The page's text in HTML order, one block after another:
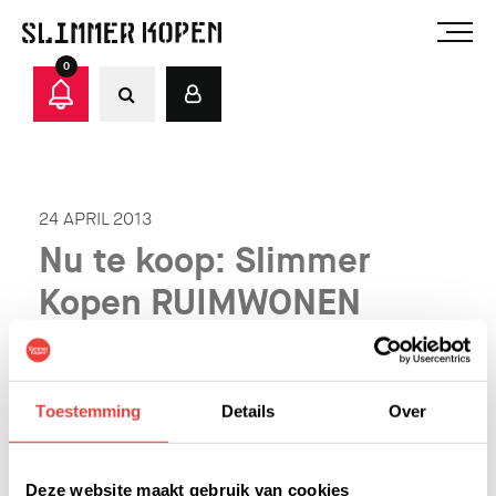
Toestemming Details Over
Deze website maakt gebruik van cookies
0
24 APRIL 2013
Nu te koop: Slimmer
Kopen RUIMWONEN
Lastige tijd voor de woningmarkt? Zal best, maar
trekken. Ons kopen-met-korting product loopt nog
steeds als een trein!
Meer dan een halve ton korting!